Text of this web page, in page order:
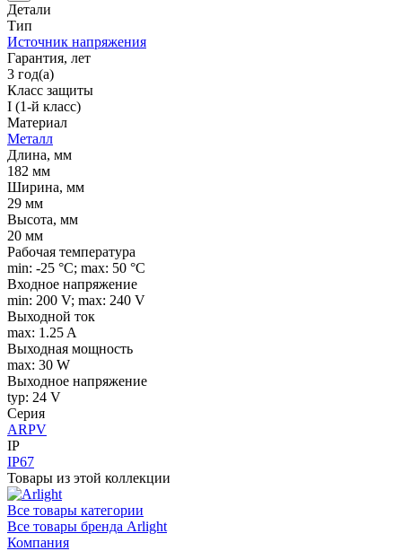
Детали
Тип
Источник напряжения
Гарантия, лет
3 год(а)
Класс защиты
I (1-й класс)
Материал
Металл
Длина, мм
182 мм
Ширина, мм
29 мм
Высота, мм
20 мм
Рабочая температура
min: -25 °C; max: 50 °C
Входное напряжение
min: 200 V; max: 240 V
Выходной ток
max: 1.25 A
Выходная мощность
max: 30 W
Выходное напряжение
typ: 24 V
Серия
ARPV
IP
IP67
Товары из этой коллекции
Все товары категории
Все товары бренда Arlight
Компания